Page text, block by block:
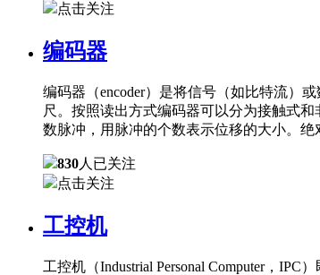
点击关注
编码器
编码器（encoder）是将信号（如比特流）
尺。按照读出方式编码器可以分为接触式
数脉冲，用脉冲的个数表示位移的大小。
830人已关注
点击关注
工控机
工控机（Industrial Personal Computer，